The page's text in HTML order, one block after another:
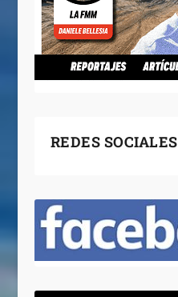
REDES SOCIALES